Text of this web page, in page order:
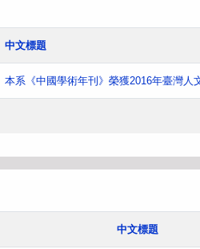
中文標題
本系《中國學術年刊》榮獲2016年臺灣人
中文標題